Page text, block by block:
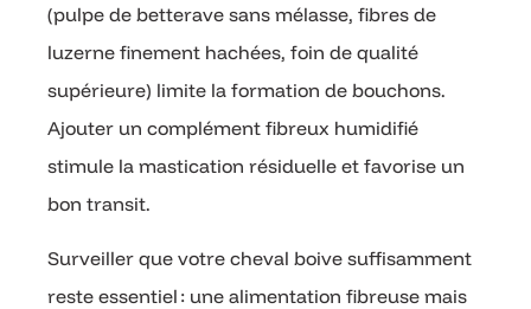
(pulpe de betterave sans mélasse, fibres de
luzerne finement hachées, foin de qualité
supérieure) limite la formation de bouchons.
Ajouter un complément fibreux humidifié
stimule la mastication résiduelle et favorise un
bon transit.
Surveiller que votre cheval boive suffisamment
reste essentiel : une alimentation fibreuse mais